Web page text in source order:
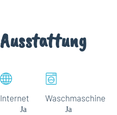
Ausstattung
Internet
Ja
Waschmaschine
Ja